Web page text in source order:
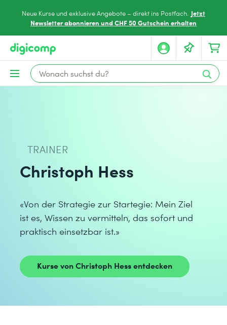
Neue Kurse und exklusive Angebote – direkt ins Postfach. Jetzt
Newsletter abonnieren und CHF 50 Gutschein erhalten
TRAINER
Christoph Hess
«Von der Strategie zur Startegie: Mein Ziel
ist es, Wissen zu vermitteln, das sofort und
praktisch einsetzbar ist.»
Kurse von Christoph Hess entdecken